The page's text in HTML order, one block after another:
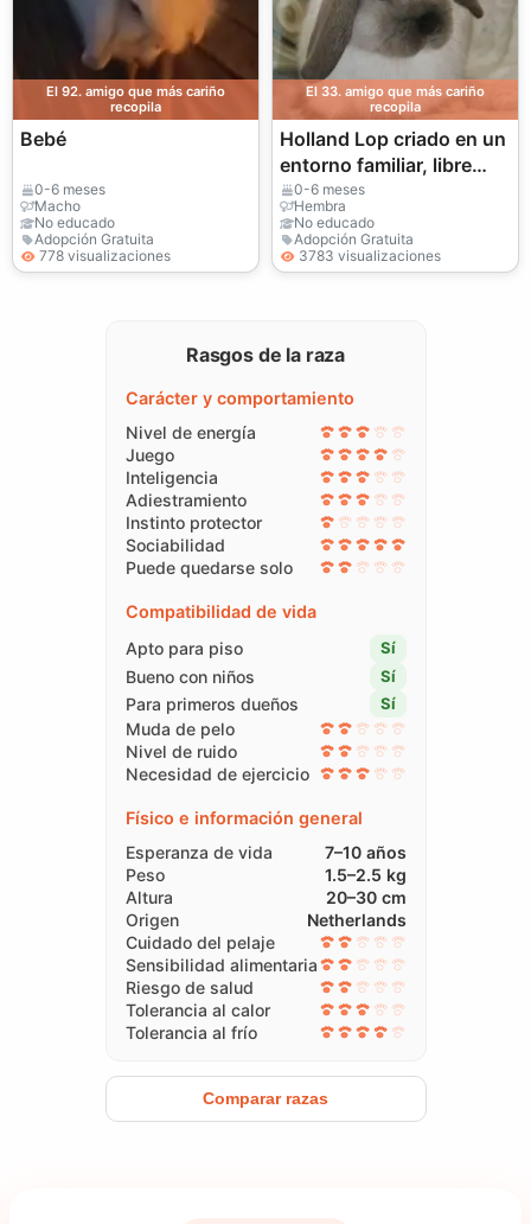
El 92. amigo que más cariño
recopila
Bebé
0-6 meses
Macho
No educado
Adopción Gratuita
778 visualizaciones
El 33. amigo que más cariño
recopila
Holland Lop criado en un
entorno familiar, libre
para adoptar.
0-6 meses
Hembra
No educado
Adopción Gratuita
3783 visualizaciones
Rasgos de la raza
Carácter y comportamiento
Nivel de energía
Juego
Inteligencia
Adiestramiento
Instinto protector
Sociabilidad
Puede quedarse solo
Compatibilidad de vida
Apto para piso
Sí
Bueno con niños Sí
Para primeros dueños Sí
Muda de pelo
Nivel de ruido
Necesidad de ejercicio
Físico e información general
Esperanza de vida
7–10 años
Peso
1.5–2.5 kg
Altura
20–30 cm
Origen
Netherlands
Cuidado del pelaje
Sensibilidad alimentaria
Riesgo de salud
Tolerancia al calor
Tolerancia al frío
Comparar razas